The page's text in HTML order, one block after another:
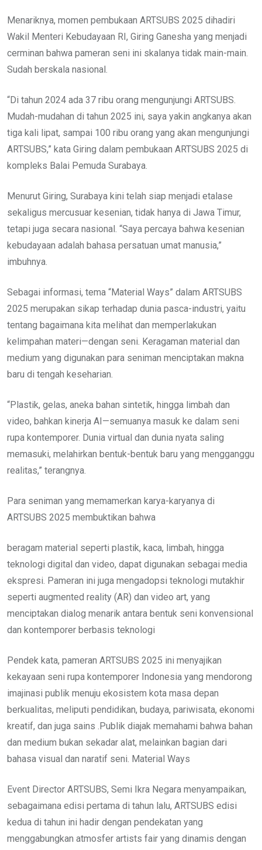
Menariknya, momen pembukaan ARTSUBS 2025 dihadiri
Wakil Menteri Kebudayaan RI, Giring Ganesha yang menjadi
cerminan bahwa pameran seni ini skalanya tidak main-main.
Sudah berskala nasional.
“Di tahun 2024 ada 37 ribu orang mengunjungi ARTSUBS.
Mudah-mudahan di tahun 2025 ini, saya yakin angkanya akan
tiga kali lipat, sampai 100 ribu orang yang akan mengunjungi
ARTSUBS,” kata Giring dalam pembukaan ARTSUBS 2025 di
kompleks Balai Pemuda Surabaya.
Menurut Giring, Surabaya kini telah siap menjadi etalase
sekaligus mercusuar kesenian, tidak hanya di Jawa Timur,
tetapi juga secara nasional. “Saya percaya bahwa kesenian
kebudayaan adalah bahasa persatuan umat manusia,”
imbuhnya.
Sebagai informasi, tema “Material Ways” dalam ARTSUBS
2025 merupakan sikap terhadap dunia pasca-industri, yaitu
tentang bagaimana kita melihat dan memperlakukan
kelimpahan materi—dengan seni. Keragaman material dan
medium yang digunakan para seniman menciptakan makna
baru di tengah keseharian.
“Plastik, gelas, aneka bahan sintetik, hingga limbah dan
video, bahkan kinerja AI—semuanya masuk ke dalam seni
rupa kontemporer. Dunia virtual dan dunia nyata saling
memasuki, melahirkan bentuk-bentuk baru yang mengganggu
realitas,” terangnya.
Para seniman yang memamerkan karya-karyanya di
ARTSUBS 2025 membuktikan bahwa
beragam material seperti plastik, kaca, limbah, hingga
teknologi digital dan video, dapat digunakan sebagai media
ekspresi. Pameran ini juga mengadopsi teknologi mutakhir
seperti augmented reality (AR) dan video art, yang
menciptakan dialog menarik antara bentuk seni konvensional
dan kontemporer berbasis teknologi
Pendek kata, pameran ARTSUBS 2025 ini menyajikan
kekayaan seni rupa kontemporer Indonesia yang mendorong
imajinasi publik menuju ekosistem kota masa depan
berkualitas, meliputi pendidikan, budaya, pariwisata, ekonomi
kreatif, dan juga sains .Publik diajak memahami bahwa bahan
dan medium bukan sekadar alat, melainkan bagian dari
bahasa visual dan naratif seni. Material Ways
Event Director ARTSUBS, Semi Ikra Negara menyampaikan,
sebagaimana edisi pertama di tahun lalu, ARTSUBS edisi
kedua di tahun ini hadir dengan pendekatan yang
menggabungkan atmosfer artists fair yang dinamis dengan